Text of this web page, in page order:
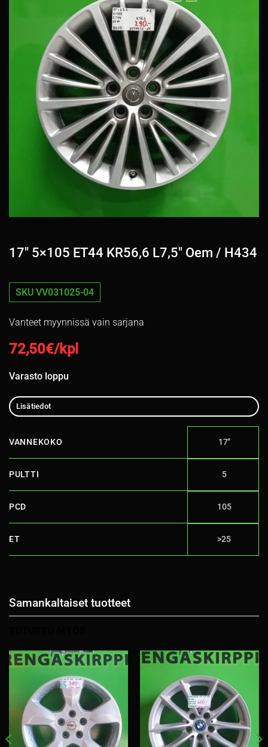
17″ 5×105 ET44 KR56,6 L7,5″ Oem / H434
SKU VV031025-04
Vanteet myynnissä vain sarjana
72,50€/kpl
Varasto loppu
Lisätiedot
VANNEKOKO 17''
PULTTI 5
PCD 105
ET >25
Samankaltaiset tuotteet